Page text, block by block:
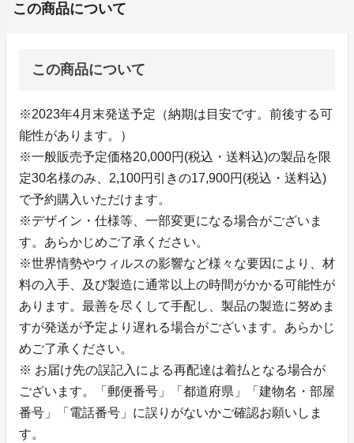
この商品について
この商品について
※2023年4月末発送予定（納期は目安です。前後する可
能性があります。）
※一般販売予定価格20,000円(税込・送料込)の製品を限
定30名様のみ、2,100円引きの17,900円(税込・送料込)
で予約購入いただけます。
※デザイン・仕様等、一部変更になる場合がございま
す。あらかじめご了承ください。
※世界情勢やウィルスの影響など様々な要因により、材
料の入手、及び製造に通常以上の時間がかかる可能性が
あります。最善を尽くして手配し、製品の製造に努めま
すが発送が予定より遅れる場合がございます。あらかじ
めご了承ください。
※ お届け先の誤記入による再配達は着払となる場合が
ございます。「郵便番号」「都道府県」「建物名・部屋
番号」「電話番号」に誤りがないかご確認お願いしま
す。